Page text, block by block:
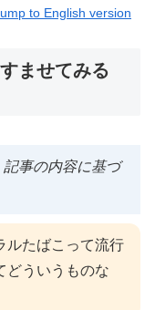
to English version
ませてみる
事の内容に基づ
ルたばこって流行
どういうものな